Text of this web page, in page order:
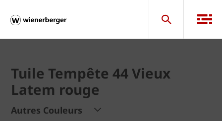
Tuile Tempête 44 Vieux
Latem rouge
Autres Couleurs